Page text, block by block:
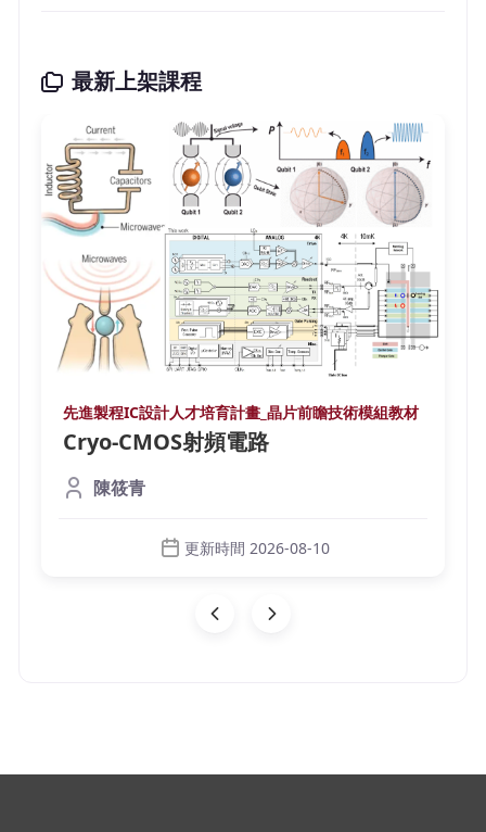
最新上架課程
先進製程IC設計人才培育計畫_晶片前瞻技術模組教材
Cryo-CMOS射頻電路
陳筱青
更新時間 2026-08-10